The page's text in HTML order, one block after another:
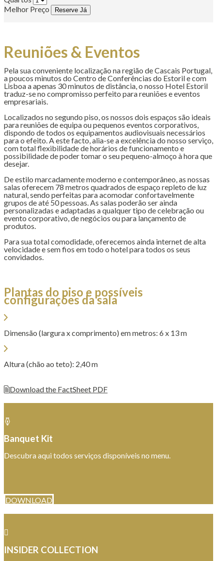
Melhor Preço
Reserve Já
Reuniões & Eventos
Pela sua conveniente localização na região de Cascais Portugal,
a poucos minutos do Centro de Conferências do Estoril e com
Lisboa a apenas 30 minutos de distância, o nosso Hotel Estoril
traduz-se no compromisso perfeito para reuniões e eventos
empresariais.
Localizados no segundo piso, os nossos dois espaços são ideais
para reuniões de equipa ou pequenos eventos corporativos,
dispondo de todos os equipamentos audiovisuais necessários
para o efeito. A este facto, alia-se a excelência do nosso serviço,
com total flexibilidade de horários de funcionamento e
possibilidade de poder tomar o seu pequeno-almoço à hora que
desejar.
De estilo marcadamente moderno e contemporâneo, as nossas
salas oferecem 78 metros quadrados de espaço repleto de luz
natural, sendo perfeitas para acomodar confortavelmente
grupos de até 50 pessoas. As salas poderão ser ainda
personalizadas e adaptadas a qualquer tipo de celebração ou
evento corporativo, de negócios ou para lançamento de
produtos.
Para sua total comodidade, oferecemos ainda internet de alta
velocidade e sem fios em todo o hotel para todos os seus
convidados.
Plantas do piso e possíveis
configurações da sala
Dimensão (largura x comprimento) em metros: 6 x 13 m
Altura (chão ao teto): 2,40 m
Download the FactSheet PDF
Banquet Kit
Descubra aqui todos serviços disponíveis no menu.
DOWNLOAD
INSIDER COLLECTION